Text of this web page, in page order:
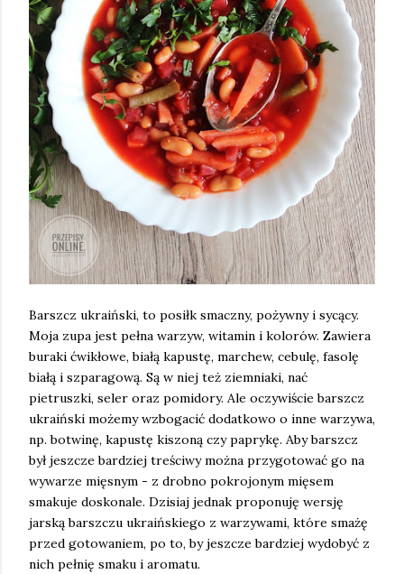
Barszcz ukraiński, to posiłk smaczny, pożywny i sycący.
Moja zupa jest pełna warzyw, witamin i kolorów. Zawiera
buraki ćwikłowe, białą kapustę, marchew, cebulę, fasolę
białą i szparagową. Są w niej też ziemniaki, nać
pietruszki, seler oraz pomidory. Ale oczywiście barszcz
ukraiński możemy wzbogacić dodatkowo o inne warzywa,
np. botwinę, kapustę kiszoną czy paprykę. Aby barszcz
był jeszcze bardziej treściwy można przygotować go na
wywarze mięsnym - z drobno pokrojonym mięsem
smakuje doskonale. Dzisiaj jednak proponuję wersję
jarską barszczu ukraińskiego z warzywami, które smażę
przed gotowaniem, po to, by jeszcze bardziej wydobyć z
nich pełnię smaku i aromatu.